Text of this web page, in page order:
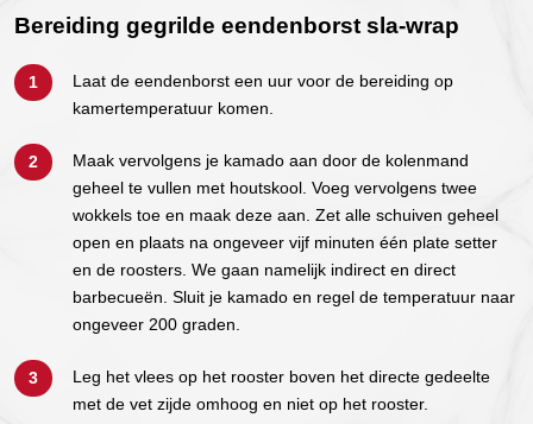
Bereiding gegrilde eendenborst sla-wrap
Laat de eendenborst een uur voor de bereiding op
kamertemperatuur komen.
Maak vervolgens je kamado aan door de kolenmand
geheel te vullen met houtskool. Voeg vervolgens twee
wokkels toe en maak deze aan. Zet alle schuiven geheel
open en plaats na ongeveer vijf minuten één plate setter
en de roosters. We gaan namelijk indirect en direct
barbecueën. Sluit je kamado en regel de temperatuur naar
ongeveer 200 graden.
Leg het vlees op het rooster boven het directe gedeelte
met de vet zijde omhoog en niet op het rooster.